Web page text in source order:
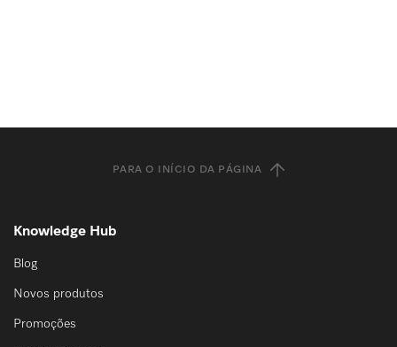
PARA O INÍCIO DA PÁGINA
Knowledge Hub
Blog
Novos produtos
Promoções